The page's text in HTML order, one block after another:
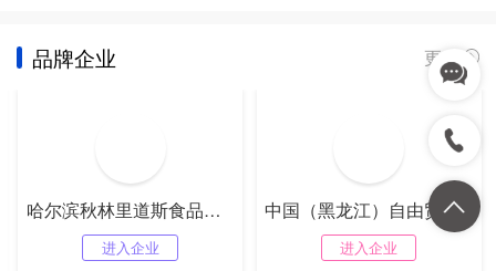
品牌企业 更多
哈尔滨秋林里道斯食品有限责任公司
进入企业
中国（黑龙江）自由贸易试验区
进入企业